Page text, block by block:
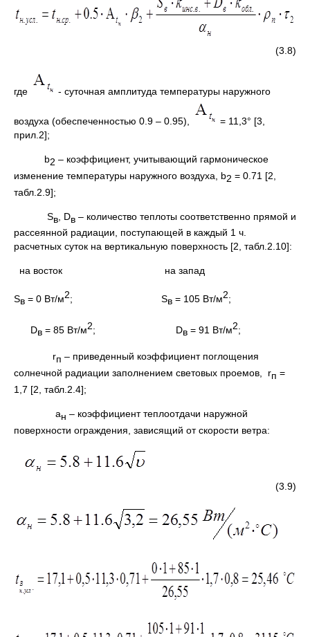
(3.8)
где - суточная амплитуда температуры наружного
воздуха (обеспеченностью 0.9 – 0.95),
= 11,3° [3,
прил.2];
b2 – коэффициент, учитывающий гармоническое
изменение температуры наружного воздуха, b2 = 0.71 [2,
табл.2.9];
Sв , Dв – количество теплоты соответственно прямой и
рассеянной радиации, поступающей в каждый 1 ч.
расчетных суток на вертикальную поверхность [2, табл.2.10]:
на восток на запад
Sв = 0 Вт/м2; Sв = 105 Вт/м2;
Dв = 85 Вт/м2; Dв = 91 Вт/м2;
rп – приведенный коэффициент поглощения
солнечной радиации заполнением световых проемов, rп =
1,7 [2, табл.2.4];
aн – коэффициент теплоотдачи наружной
поверхности ограждения, зависящий от скорости ветра:
(3.9)